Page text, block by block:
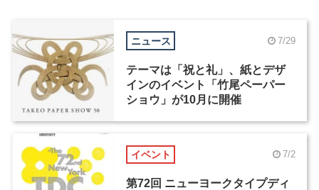
ニュース 7/29
テーマは「祝と礼」、紙とデザ
インのイベント「竹尾ペーパー
ショウ」が10月に開催
イベント 7/2
第72回 ニューヨークタイプディ